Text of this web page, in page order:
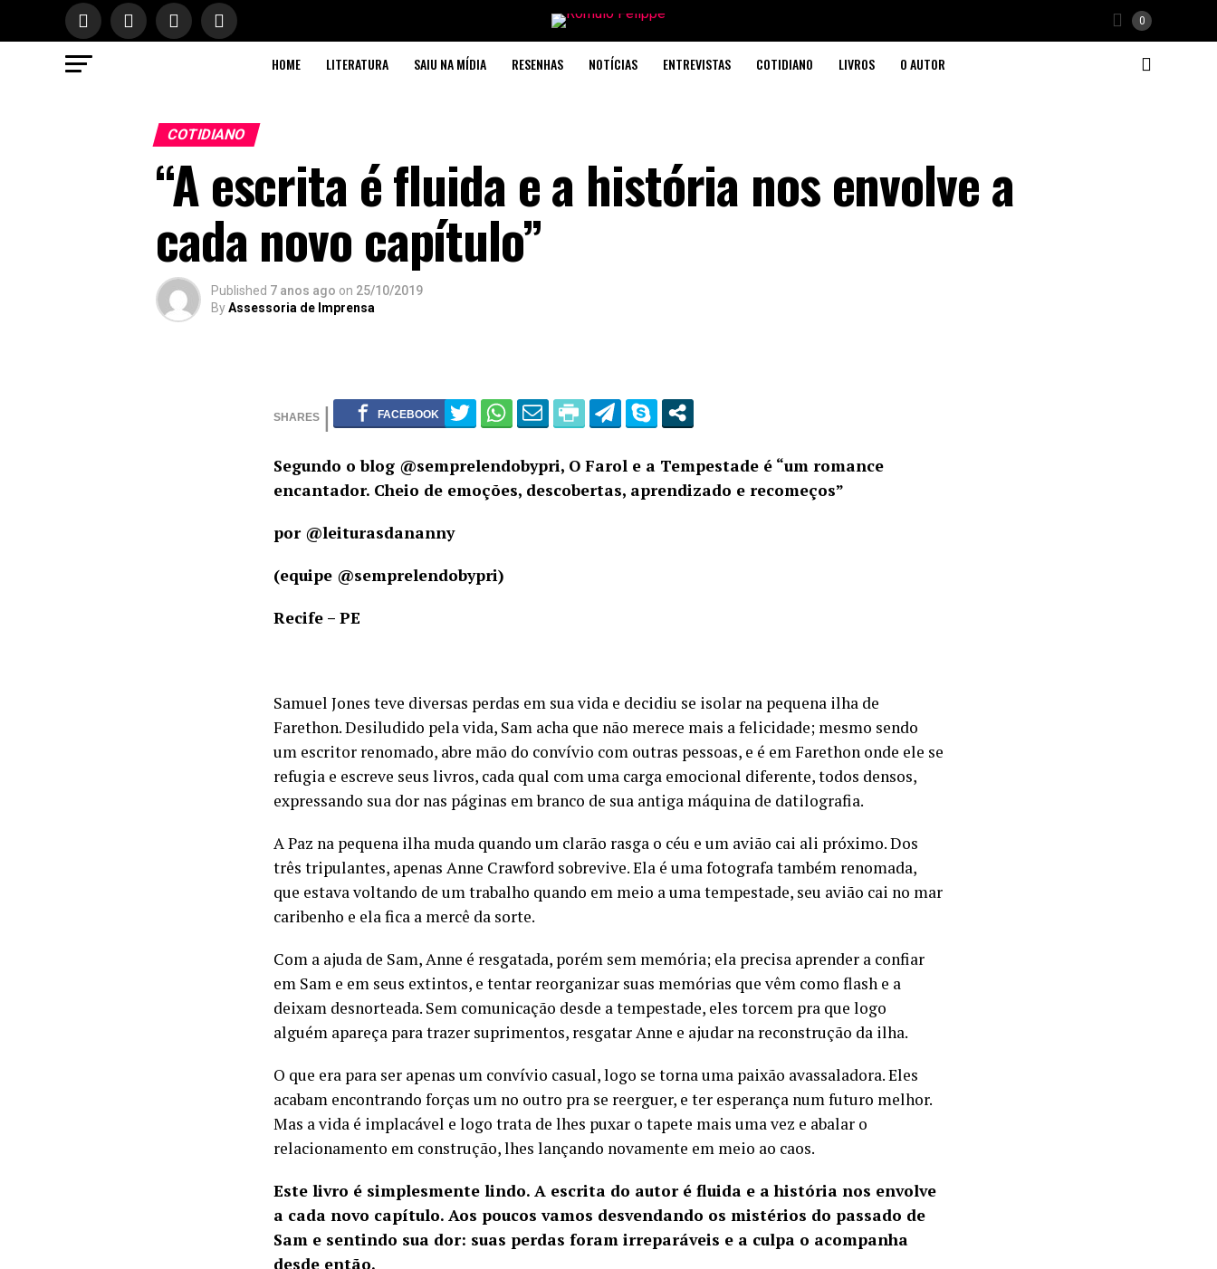
0
HOME LITERATURA SAIU NA MÍDIA RESENHAS NOTÍCIAS ENTREVISTAS COTIDIANO LIVROS O AUTOR
COTIDIANO
“A escrita é fluida e a história nos envolve a
cada novo capítulo”
Published 7 anos ago on 25/10/2019
ByAssessoria de Imprensa
Segundo o blog @semprelendobypri, O Farol e a Tempestade é “um romance
encantador. Cheio de emoções, descobertas, aprendizado e recomeços”
por @leiturasdananny
(equipe @semprelendobypri)
Recife – PE
Samuel Jones teve diversas perdas em sua vida e decidiu se isolar na pequena ilha de
Farethon. Desiludido pela vida, Sam acha que não merece mais a felicidade; mesmo sendo
um escritor renomado, abre mão do convívio com outras pessoas, e é em Farethon onde ele se
refugia e escreve seus livros, cada qual com uma carga emocional diferente, todos densos,
expressando sua dor nas páginas em branco de sua antiga máquina de datilografia.
A Paz na pequena ilha muda quando um clarão rasga o céu e um avião cai ali próximo. Dos
três tripulantes, apenas Anne Crawford sobrevive. Ela é uma fotografa também renomada,
que estava voltando de um trabalho quando em meio a uma tempestade, seu avião cai no mar
caribenho e ela fica a mercê da sorte.
Com a ajuda de Sam, Anne é resgatada, porém sem memória; ela precisa aprender a confiar
em Sam e em seus extintos, e tentar reorganizar suas memórias que vêm como flash e a
deixam desnorteada. Sem comunicação desde a tempestade, eles torcem pra que logo
alguém apareça para trazer suprimentos, resgatar Anne e ajudar na reconstrução da ilha.
O que era para ser apenas um convívio casual, logo se torna uma paixão avassaladora. Eles
acabam encontrando forças um no outro pra se reerguer, e ter esperança num futuro melhor.
Mas a vida é implacável e logo trata de lhes puxar o tapete mais uma vez e abalar o
relacionamento em construção, lhes lançando novamente em meio ao caos.
Este livro é simplesmente lindo. A escrita do autor é fluida e a história nos envolve
a cada novo capítulo. Aos poucos vamos desvendando os mistérios do passado de
Sam e sentindo sua dor: suas perdas foram irreparáveis e a culpa o acompanha
desde então.